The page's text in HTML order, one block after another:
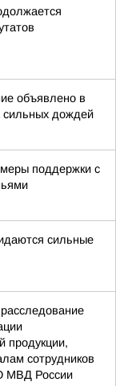
объявлено в
сильных дождей
поддержки с
сильные
продукции,
сотрудников
МВД России